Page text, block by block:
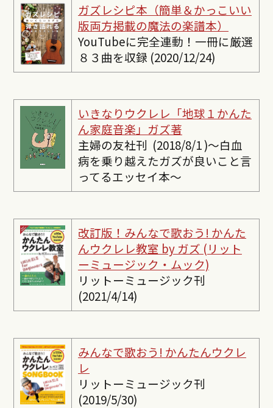
ガズレシピ本（簡単＆かっこいい
版両方掲載の魔法の楽譜本）
YouTubeに完全連動！一冊に厳選
８３曲を収録 (2020/12/24)
いきなりウクレレ「地球１かんた
ん家庭音楽」ガズ著
主婦の友社刊 (2018/8/1 )〜白血
病を乗り越えたガズが良いこと言
ってるエッセイ本〜
改訂版！みんなで歌おう! かんた
んウクレレ教室 by ガズ (リット
ーミュージック・ムック)
リットーミュージック刊
(2021/4/14)
みんなで歌おう! かんたんウクレ
レ
リットーミュージック刊
(2019/5/30)